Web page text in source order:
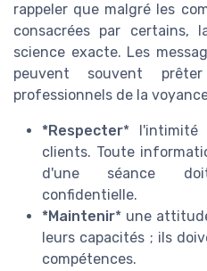
rappeler que malgré les
consacrées par certains,
science exacte. Les
peuvent souvent
professionnels de la
*Respecter* l'intimité
clients. Toute
d'une séance
confidentielle.
*Maintenir* une
leurs capacités ; ils
compétences.